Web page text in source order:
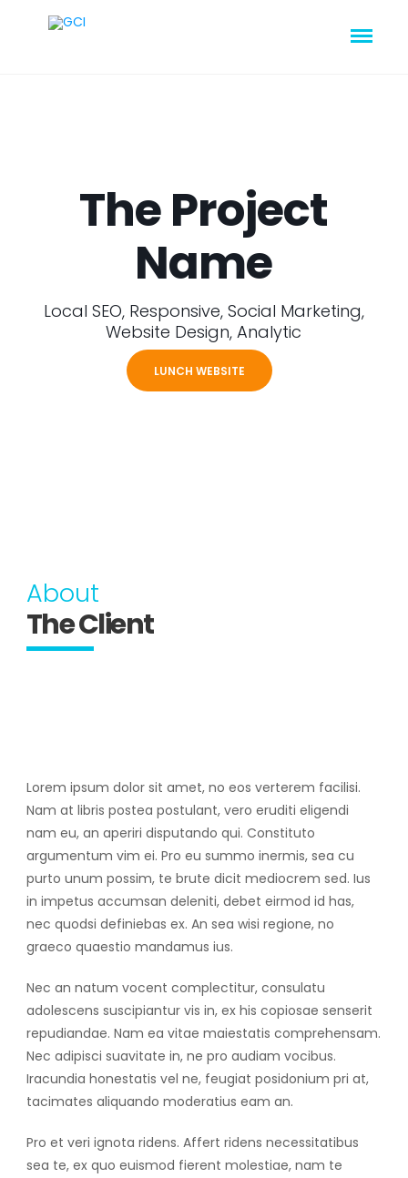
The Project
Name
Local SEO, Responsive, Social Marketing,
Website Design, Analytic
LUNCH WEBSITE
About
The Client
Lorem ipsum dolor sit amet, no eos verterem facilisi.
Nam at libris postea postulant, vero eruditi eligendi
nam eu, an aperiri disputando qui. Constituto
argumentum vim ei. Pro eu summo inermis, sea cu
purto unum possim, te brute dicit mediocrem sed. Ius
in impetus accumsan deleniti, debet eirmod id has,
nec quodsi definiebas ex. An sea wisi regione, no
graeco quaestio mandamus ius.
Nec an natum vocent complectitur, consulatu
adolescens suscipiantur vis in, ex his copiosae senserit
repudiandae. Nam ea vitae maiestatis comprehensam.
Nec adipisci suavitate in, ne pro audiam vocibus.
Iracundia honestatis vel ne, feugiat posidonium pri at,
tacimates aliquando moderatius eam an.
Pro et veri ignota ridens. Affert ridens necessitatibus
sea te, ex quo euismod fierent molestiae, nam te